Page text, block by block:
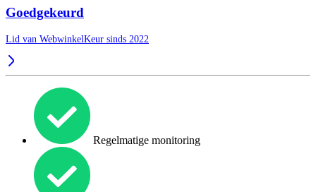
Goedgekeurd
Lid van WebwinkelKeur sinds 2022
Regelmatige monitoring